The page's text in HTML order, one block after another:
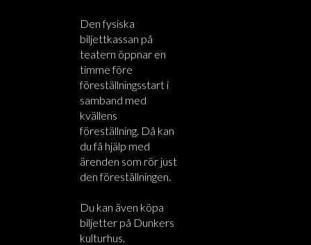
Den fysiska
biljettkassan på
teatern öppnar en
timme före
föreställningsstart i
samband med
kvällens
föreställning. Då kan
du få hjälp med
ärenden som rör just
den föreställningen.
Du kan även köpa
biljetter på Dunkers
kulturhus.